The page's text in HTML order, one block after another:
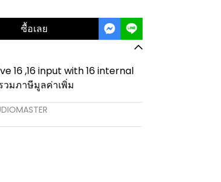
ซื้อเลย
16 ,16 input with 16 internal
วมภาษีมูลค่าเพิ่ม